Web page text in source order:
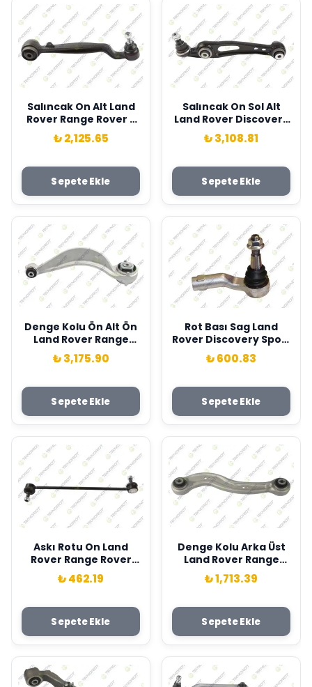
Salıncak On Alt Land
Rover Range Rover 3
Vogue L322 02>12
Teknorot RBJ500920
₺ 2,125.65
Sepete Ekle
Salıncak On Sol Alt
Land Rover Discovery
L462 Range Rover L494
L405 L538 Teknorot
₺ 3,108.81
Sepete Ekle
Denge Kolu Ön Alt Ön
Land Rover Range
Rover Velar 17 >
Teknorot T4A1012
₺ 3,175.90
Sepete Ekle
Rot Bası Sag Land
Rover Discovery Sport
L550 Range Rover
Evoque L538 . Jaguar
LR026267-T4N20184
₺ 600.83
Sepete Ekle
Askı Rotu On Land
Rover Range Rover
L320 L322 Teknorot
LR073340
₺ 462.19
Sepete Ekle
Denge Kolu Arka Üst
Land Rover Range
Rover Velar 2017-
Teknorot LR105961
₺ 1,713.39
Sepete Ekle